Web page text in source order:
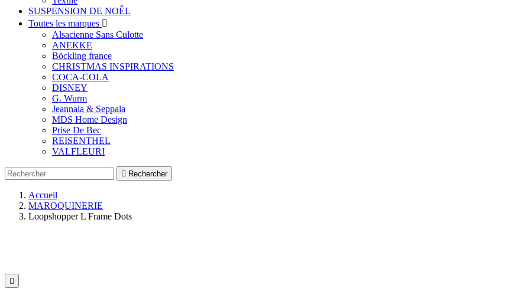
SUSPENSION DE NOÊL
Toutes les marques 
Alsacienne Sans Culotte
ANEKKE
Böckling france
CHRISTMAS INSPIRATIONS
COCA-COLA
DISNEY
G. Wurm
Jeannala & Seppala
MDS Home Design
Prise De Bec
REISENTHEL
VALFLEURI
 Rechercher
Accueil
MAROQUINERIE
Loopshopper L Frame Dots
